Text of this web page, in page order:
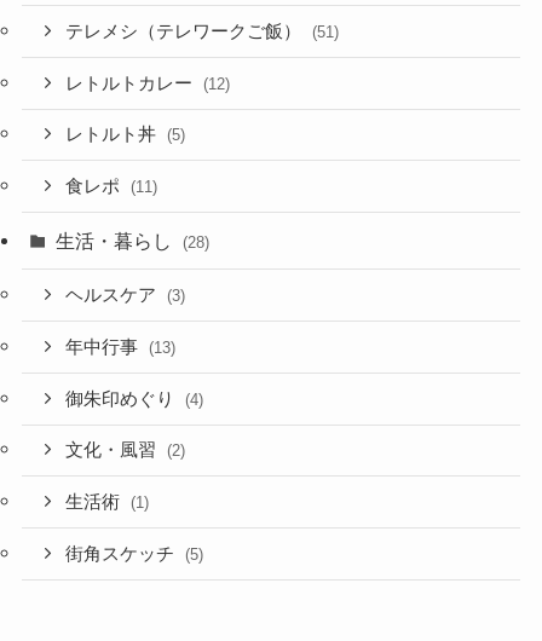
テレメシ（テレワークご飯） (51)
レトルトカレー (12)
レトルト丼 (5)
食レポ (11)
生活・暮らし (28)
ヘルスケア (3)
年中行事 (13)
御朱印めぐり (4)
文化・風習 (2)
生活術 (1)
街角スケッチ (5)